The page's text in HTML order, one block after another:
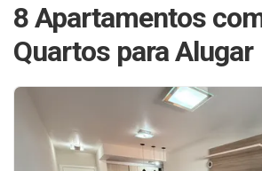
8 Apartamentos
Quartos para Alugar